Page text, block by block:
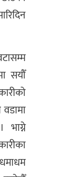
सयौँ
भाग्ने